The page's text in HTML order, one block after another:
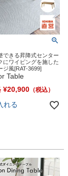
できる昇降式センター
にワイピングを施した
ジ風[RAT-3699]
Table
¥20,900
れる